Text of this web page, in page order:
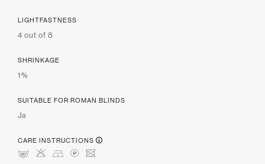
LIGHTFASTNESS
4 out of 8
SHRINKAGE
1%
SUITABLE FOR ROMAN BLINDS
Ja
CARE INSTRUCTIONS
mHDLU